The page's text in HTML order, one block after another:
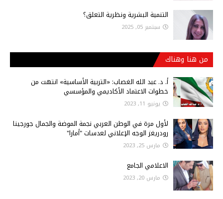
التنمية البشرية ونظرية التعلق؟
سبتمبر 05, 2025
من هنا وهناك
أ‌. د. عبد الله الغصاب: «التربية الأساسية» انتهت من
خطوات الاعتماد الأكاديمي والمؤسسي
يونيو 11, 2023
لأول مرة في الوطن العربي نجمة الموضة والجمال جورجينا
رودريغز الوجه الإعلاني لعدسات "أمارا"
مارس 25, 2023
الاعلامي الجامع
مارس 20, 2023